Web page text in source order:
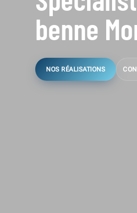
benne
NOS RÉALISATIONS